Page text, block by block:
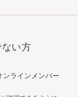
い方
ンラインメンバー